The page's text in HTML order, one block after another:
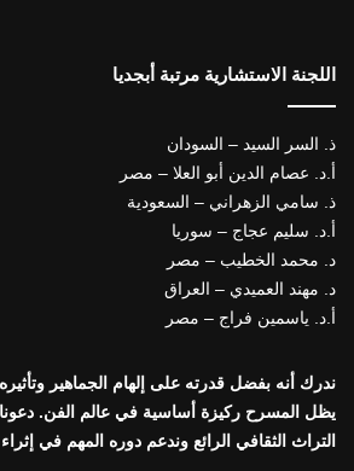
اللجنة الاستشارية مرتبة أبجديا
ذ. السر السيد – السودان
أ.د. عصام الدين أبو العلا – مصر
ذ. سامي الزهراني – السعودية
أ.د. سليم عجاج – سوريا
د. محمد الخطيب – مصر
د. مهند العميدي – العراق
أ.د. ياسمين فراج – مصر
ندرك أنه بفضل قدرته على إلهام الجماهير وتأثيره
يظل المسرح ركيزة أساسية في عالم الفن.
التراث الثقافي الرائع وندعم دوره المهم في إثراء